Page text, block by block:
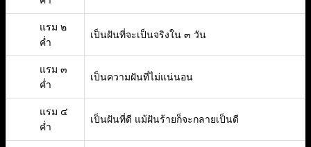
แรม ๒
ค่ำ
เป็นฝันที่จะเป็นจริงใน ๓ วัน
แรม ๓
ค่ำ
เป็นความฝันที่ไม่แน่นอน
แรม ๔
ค่ำ
เป็นฝันที่ดี แม้ฝันร้ายก็จะกลายเป็นดี